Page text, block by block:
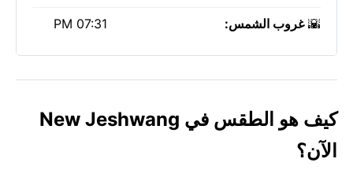
🌇غروب الشمس: 07:31 PM
كيف هو الطقس في New Jeshwang
الآن؟